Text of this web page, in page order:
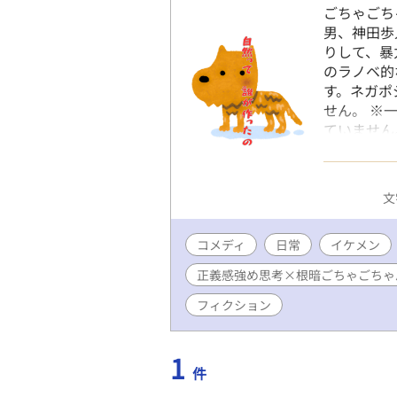
ごちゃご
男、神田
りして、
のラノベ
す。ネガ
せん。 ※
ていませ
と嬉しい
コメディ 日常
イケメン
正義感強め思考×根暗ごちゃごち
フィクション
1 件